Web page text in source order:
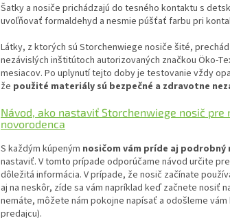
Šatky a nosiče prichádzajú do tesného kontaktu s
uvoľňovať formaldehyd a nesmie púšťať farbu pri
Látky, z ktorých sú Storchenwiege nosiče šité,
nezávislých inštitútoch autorizovaných značkou Öko-
mesiacov. Po uplynutí tejto doby je testovanie vždy
že použité materiály sú bezpečné a zdravotne
Návod, ako nastaviť Storchenwiege nosič
novorodenca
S každým kúpeným nosičom vám príde aj podrobný
nastaviť. V tomto prípade odporúčame návod určite
dôležitá informácia. V prípade, že nosič začínate
aj na neskôr, zíde sa vám napríklad keď začnete nosiť
nemáte, môžete nám pokojne napísať a odošleme
predajcu).